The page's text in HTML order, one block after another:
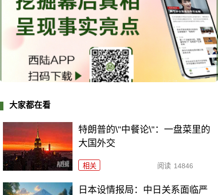
大家都在看
特朗普的\"中餐论\"：一盘菜里的
大国外交
相关 阅读 14846
日本设情报局：中日关系面临严